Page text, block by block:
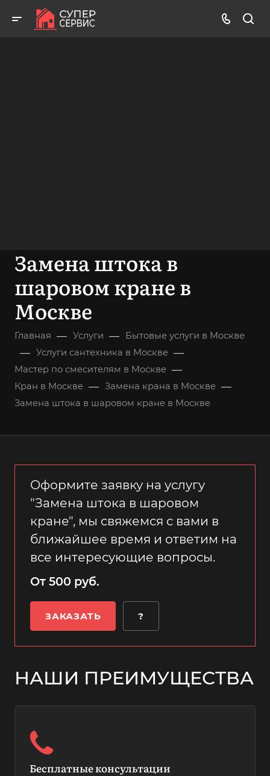
Замена штока в
шаровом кране в
Москве
Главная — Услуги — Бытовые услуги в Москве
— Услуги сантехника в Москве —
Мастер по смесителям в Москве —
Кран в Москве — Замена крана в Москве —
Замена штока в шаровом кране в Москве
Оформите заявку на услугу
"Замена штока в шаровом
кране", мы свяжемся с вами в
ближайшее время и ответим на
все интересующие вопросы.
От 500 руб.
ЗАКАЗАТЬ ?
НАШИ ПРЕИМУЩЕСТВА
Бесплатные консультации